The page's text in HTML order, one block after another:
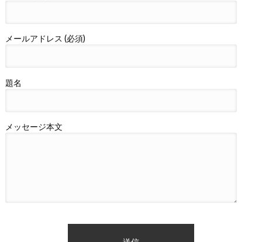
メールアドレス (必須)
題名
メッセージ本文